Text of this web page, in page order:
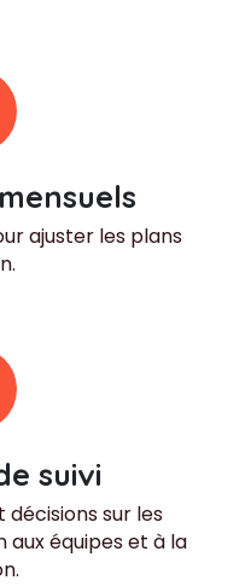
ajuster les plans
suivi
sur les
équipes et à la